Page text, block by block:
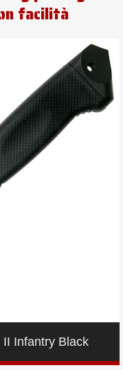
facilità
Infantry Black